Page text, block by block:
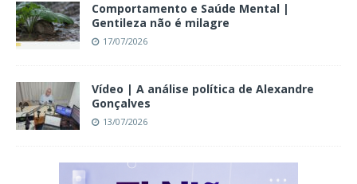
Comportamento e Saúde Mental |
Gentileza não é milagre
17/07/2026
Vídeo | A análise política de Alexandre
Gonçalves
13/07/2026